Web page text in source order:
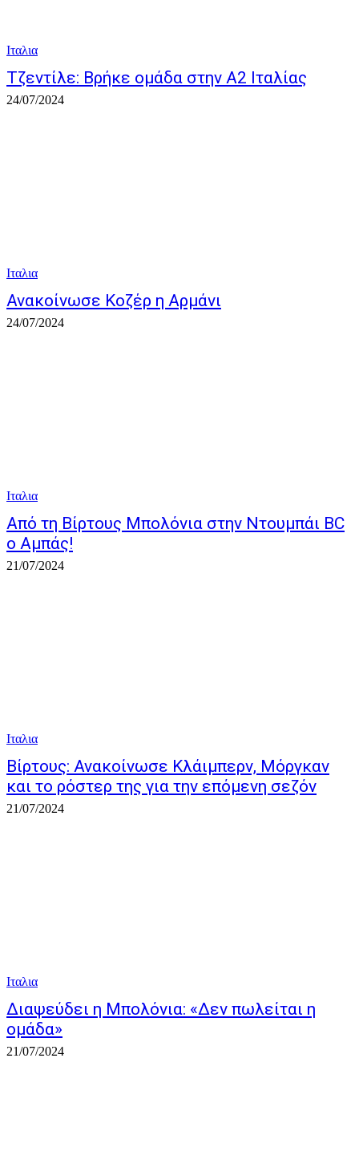
Ιταλια
Τζεντίλε: Βρήκε ομάδα στην Α2 Ιταλίας
24/07/2024
Ιταλια
Ανακοίνωσε Κοζέρ η Αρμάνι
24/07/2024
Ιταλια
Από τη Βίρτους Μπολόνια στην Ντουμπάι BC
ο Αμπάς!
21/07/2024
Ιταλια
Βίρτους: Ανακοίνωσε Κλάιμπερν, Μόργκαν
και το ρόστερ της για την επόμενη σεζόν
21/07/2024
Ιταλια
Διαψεύδει η Μπολόνια: «Δεν πωλείται η
ομάδα»
21/07/2024